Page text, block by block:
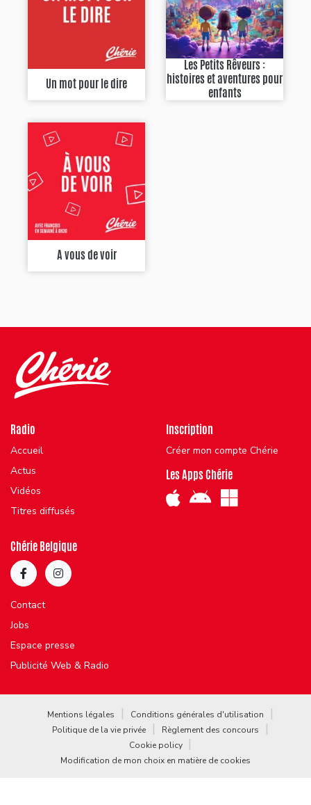
Un mot pour le dire
Les Petits Rêveurs :
histoires et aventures pour
enfants
A vous de voir
Radio
Accueil
Actus
Vidéos
Titres diffusés
Inscription
Créer mon compte Chérie
Les Apps Chérie
Chérie Belgique
Contact
Jobs
Espace presse
Publicité Web & Radio
Mentions légales
Conditions générales d'utilisation
Politique de la vie privée
Règlement des concours
Cookie policy
Modification de mon choix en matière de cookies